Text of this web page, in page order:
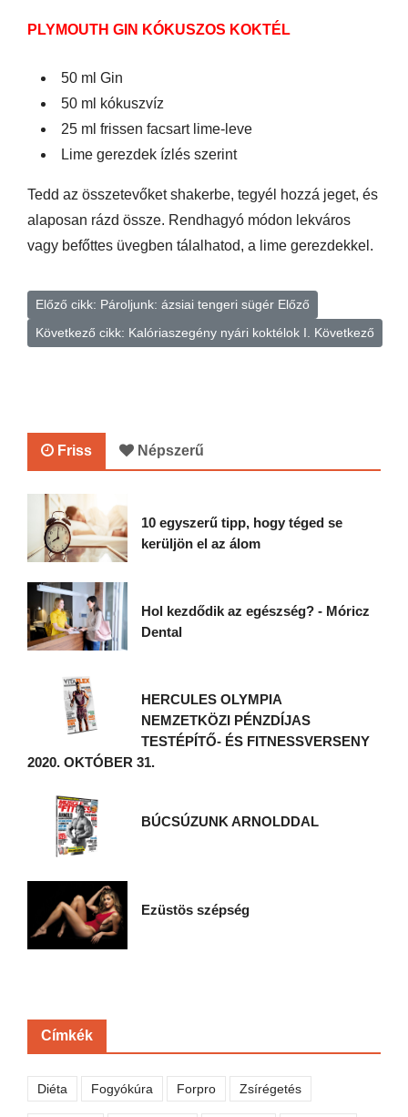
PLYMOUTH GIN KÓKUSZOS KOKTÉL
50 ml Gin
50 ml kókuszvíz
25 ml frissen facsart lime-leve
Lime gerezdek ízlés szerint
Tedd az összetevőket shakerbe, tegyél hozzá jeget, és
alaposan rázd össze. Rendhagyó módon lekváros
vagy befőttes üvegben tálalhatod, a lime gerezdekkel.
Előző cikk: Pároljunk: ázsiai tengeri sügér Előző
Következő cikk: Kalóriaszegény nyári koktélok I. Következő
Friss Népszerű
10 egyszerű tipp, hogy téged se
kerüljön el az álom
Hol kezdődik az egészség? - Móricz
Dental
HERCULES OLYMPIA
NEMZETKÖZI PÉNZDÍJAS
TESTÉPÍTŐ- ÉS FITNESSVERSENY
2020. OKTÓBER 31.
BÚCSÚZUNK ARNOLDDAL
Ezüstös szépség
Címkék
Diéta Fogyókúra Forpro Zsírégetés